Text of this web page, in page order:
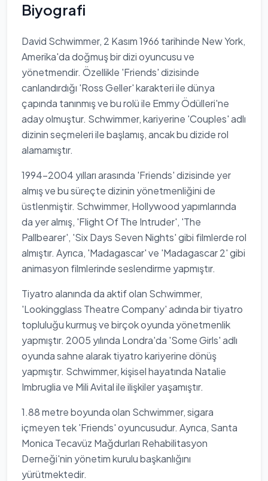
Biyografi
David Schwimmer, 2 Kasım 1966 tarihinde New York,
Amerika'da doğmuş bir dizi oyuncusu ve
yönetmendir. Özellikle 'Friends' dizisinde
canlandırdığı 'Ross Geller' karakteri ile dünya
çapında tanınmış ve bu rolü ile Emmy Ödülleri'ne
aday olmuştur. Schwimmer, kariyerine 'Couples' adlı
dizinin seçmeleri ile başlamış, ancak bu dizide rol
alamamıştır.
1994-2004 yılları arasında 'Friends' dizisinde yer
almış ve bu süreçte dizinin yönetmenliğini de
üstlenmiştir. Schwimmer, Hollywood yapımlarında
da yer almış, 'Flight Of The Intruder', 'The
Pallbearer', 'Six Days Seven Nights' gibi filmlerde rol
almıştır. Ayrıca, 'Madagascar' ve 'Madagascar 2' gibi
animasyon filmlerinde seslendirme yapmıştır.
Tiyatro alanında da aktif olan Schwimmer,
'Lookingglass Theatre Company' adında bir tiyatro
topluluğu kurmuş ve birçok oyunda yönetmenlik
yapmıştır. 2005 yılında Londra'da 'Some Girls' adlı
oyunda sahne alarak tiyatro kariyerine dönüş
yapmıştır. Schwimmer, kişisel hayatında Natalie
Imbruglia ve Mili Avital ile ilişkiler yaşamıştır.
1.88 metre boyunda olan Schwimmer, sigara
içmeyen tek 'Friends' oyuncusudur. Ayrıca, Santa
Monica Tecavüz Mağdurları Rehabilitasyon
Derneği'nin yönetim kurulu başkanlığını
yürütmektedir.